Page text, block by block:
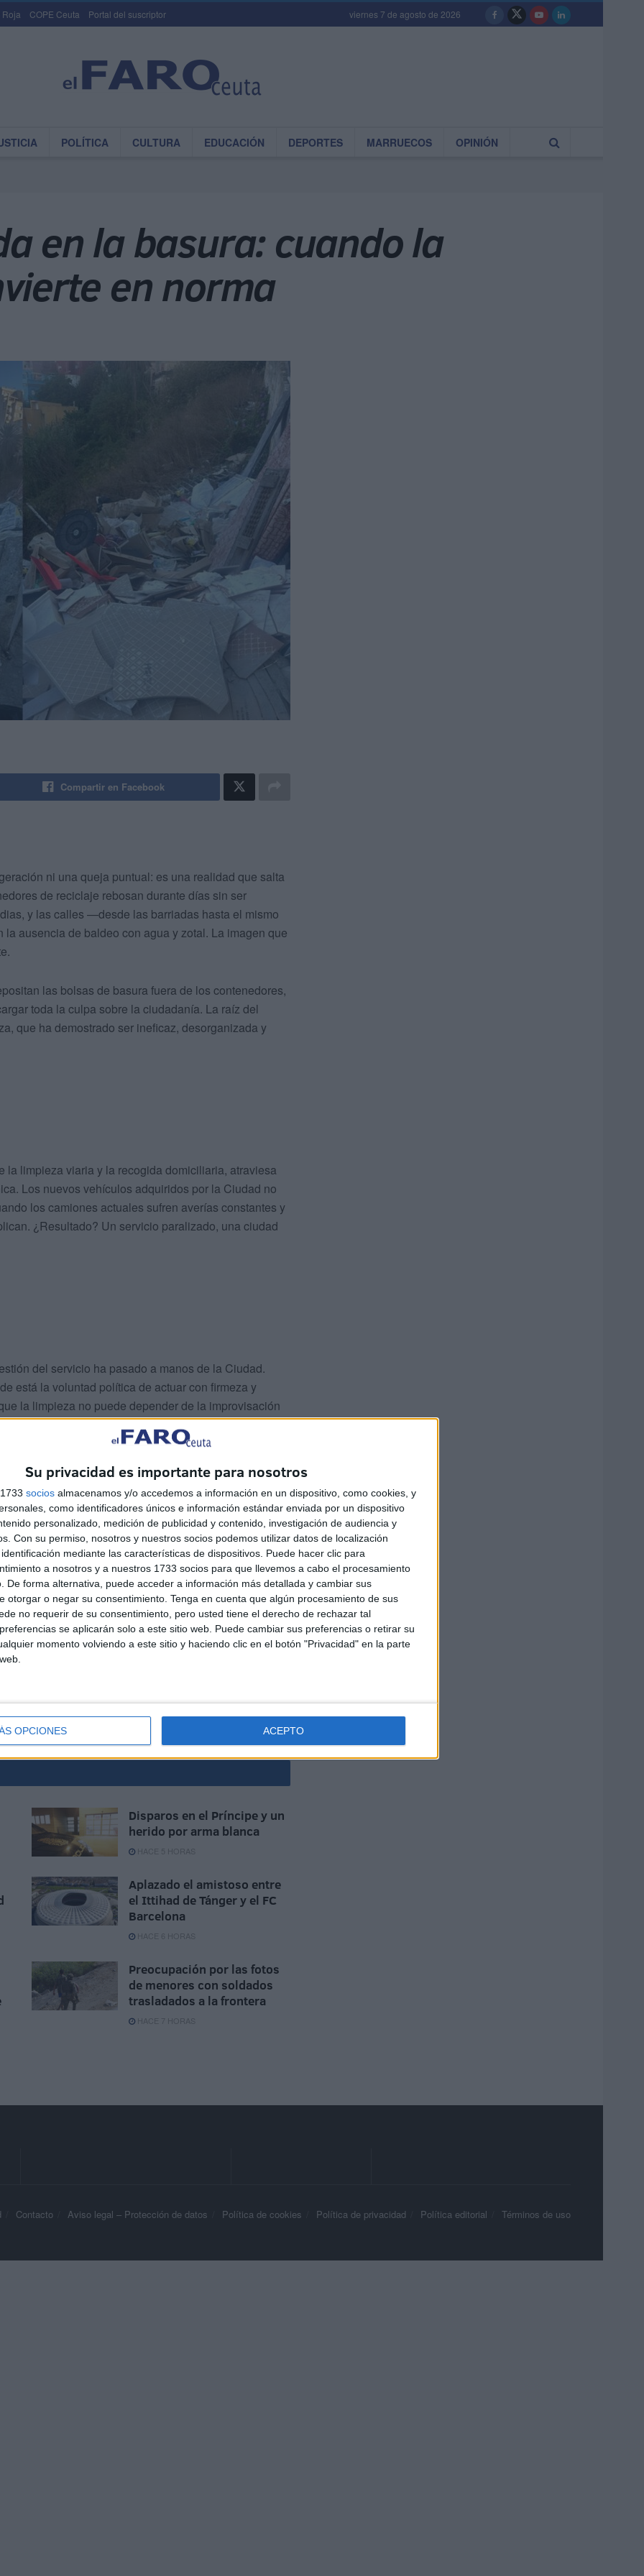
Su privacidad es importante para nosotros
socios almacenamos y/o accedemos a información en un dispositivo, como cookies, y
como identificadores únicos e información estándar enviada por un dispositivo
personalizado, medición de publicidad y contenido, investigación de audiencia y
Con su permiso, nosotros y nuestros socios podemos utilizar datos de localización
mediante las características de dispositivos. Puede hacer clic para
a nosotros y a nuestros 1733 socios para que llevemos a cabo el procesamiento
De forma alternativa, puede acceder a información más detallada y cambiar sus
otorgar o negar su consentimiento. Tenga en cuenta que algún procesamiento de sus
no requerir de su consentimiento, pero usted tiene el derecho de rechazar tal
se aplicarán solo a este sitio web. Puede cambiar sus preferencias o retirar su
momento volviendo a este sitio y haciendo clic en el botón "Privacidad" en la parte
OPCIONES ACEPTO
Roja COPE Ceuta Portal del suscriptor viernes 7 de agosto de 2026
POLÍTICA CULTURA EDUCACIÓN DEPORTES MARRUECOS OPINIÓN
en la basura: cuando la
en norma
Compartir en Facebook
ni una queja puntual: es una realidad que salta
de reciclaje rebosan durante días sin ser
y las calles —desde las barriadas hasta el mismo
ausencia de baldeo con agua y zotal. La imagen que
las bolsas de basura fuera de los contenedores,
toda la culpa sobre la ciudadanía. La raíz del
que ha demostrado ser ineficaz, desorganizada y
limpieza viaria y la recogida domiciliaria, atraviesa
Los nuevos vehículos adquiridos por la Ciudad no
los camiones actuales sufren averías constantes y
¿Resultado? Un servicio paralizado, una ciudad
del servicio ha pasado a manos de la Ciudad.
está la voluntad política de actuar con firmeza y
la limpieza no puede depender de la improvisación
políticos no escuchan ahora, lo harán en las
básica. Y cuando se descuida, no solo se
deben velar por el bienestar común.
respeto.
Disparos en el Príncipe y un
herido por arma blanca
HACE 5 HORAS
Aplazado el amistoso entre
el Ittihad de Tánger y el FC
Barcelona
HACE 6 HORAS
Preocupación por las fotos
de menores con soldados
trasladados a la frontera
HACE 7 HORAS
Contacto Aviso legal – Protección de datos Política de cookies Política de privacidad Política editorial Términos de uso